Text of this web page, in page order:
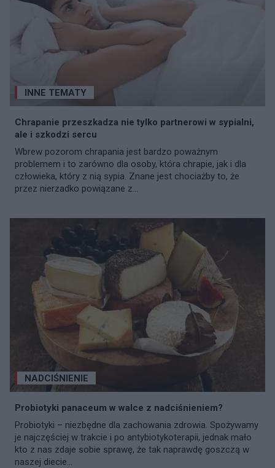
INNE TEMATY
Chrapanie przeszkadza nie tylko partnerowi w sypialni,
ale i szkodzi sercu
Wbrew pozorom chrapania jest bardzo poważnym
problemem i to zarówno dla osoby, która chrapie, jak i dla
człowieka, który z nią sypia. Znane jest chociażby to, że
przez nierzadko powiązane z...
NADCIŚNIENIE
Probiotyki panaceum w walce z nadciśnieniem?
Probiotyki – niezbędne dla zachowania zdrowia. Spożywamy
je najczęściej w trakcie i po antybiotykoterapii, jednak mało
kto z nas zdaje sobie sprawę, że tak naprawdę goszczą w
naszej diecie...